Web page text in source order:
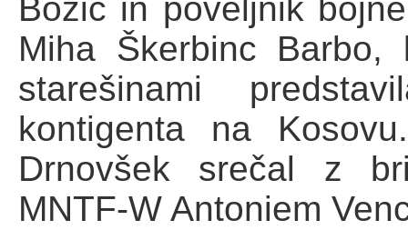
Božič in poveljnik
Miha Škerbinc
starešinami
kontigenta na
Drnovšek srečal z
MNTF-W Antoniem